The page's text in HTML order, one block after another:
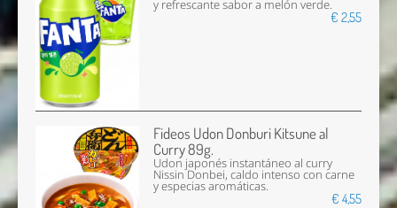
y refrescante sabor a melón verde.
€ 2,55
Fideos Udon Donburi Kitsune al
Curry 89g.
Udon japonés instantáneo al curry
Nissin Donbei, caldo intenso con carne
y especias aromáticas.
€ 4,55